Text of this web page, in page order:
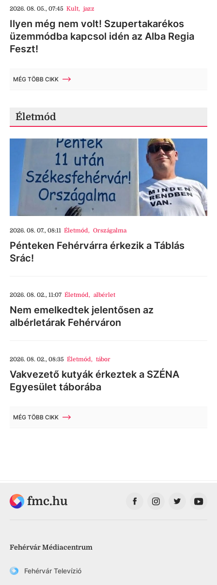
2026. 08. 05., 07:45 Kult, jazz
Ilyen még nem volt! Szupertakarékos
üzemmódba kapcsol idén az Alba Regia
Feszt!
MÉG TÖBB CIKK
Életmód
2026. 08. 07., 08:11 Életmód, Országalma
Pénteken Fehérvárra érkezik a Táblás
Srác!
2026. 08. 02., 11:07 Életmód, albérlet
Nem emelkedtek jelentősen az
albérletárak Fehérváron
2026. 08. 02., 08:35 Életmód, tábor
Vakvezető kutyák érkeztek a SZÉNA
Egyesület táborába
MÉG TÖBB CIKK
fmc.hu
Fehérvár Médiacentrum
Fehérvár Televízió